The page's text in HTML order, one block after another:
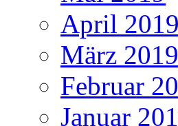
April 2019
März 2019
Februar
Januar